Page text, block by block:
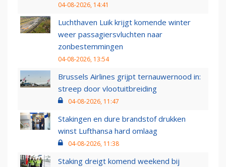
04-08-2026, 14:41
Luchthaven Luik krijgt komende winter
weer passagiersvluchten naar
zonbestemmingen
04-08-2026, 13:54
Brussels Airlines grijpt ternauwernood in:
streep door vlootuitbreiding
04-08-2026, 11:47
Stakingen en dure brandstof drukken
winst Lufthansa hard omlaag
04-08-2026, 11:38
Staking dreigt komend weekend bij